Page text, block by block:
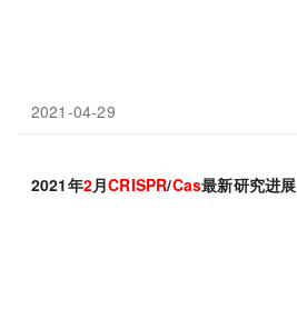
2021-04-29
2021年2月CRISPR/Cas最新研究进展